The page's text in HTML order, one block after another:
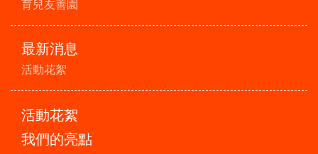
育兒友善園
最新消息
活動花絮
活動花絮
我們的亮點